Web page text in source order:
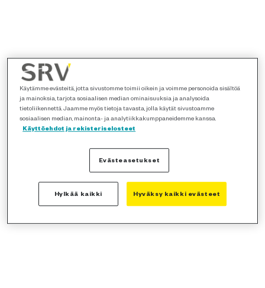
Käytämme evästeitä, jotta sivustomme toimii oikein ja voimme personoida sisältöä
ja mainoksia, tarjota sosiaalisen median ominaisuuksia ja analysoida
tietoliikennettä. Jaamme myös tietoja tavasta, jolla käytät sivustoamme
sosiaalisen median, mainonta- ja analytiikkakumppaneidemme kanssa.
Käyttöehdot ja rekisteriselosteet
Evästeasetukset
Hylkää kaikki Hyväksy kaikki evästeet